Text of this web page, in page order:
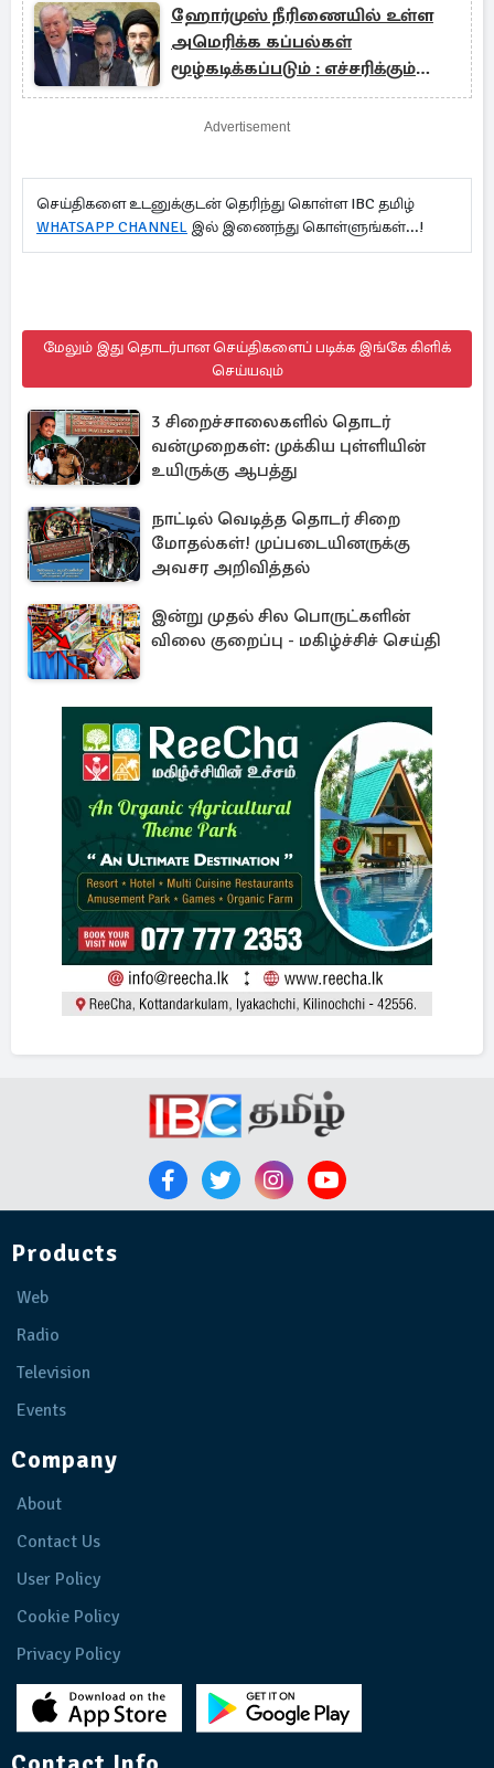
ஹோர்முஸ் நீரிணையில் உள்ள
அமெரிக்க கப்பல்கள்
மூழ்கடிக்கப்படும் : எச்சரிக்கும்
ஈரான்
Advertisement
செய்திகளை உடனுக்குடன் தெரிந்து கொள்ள IBC தமிழ்
WHATSAPP CHANNEL இல் இணைந்து கொள்ளுங்கள்...!
மேலும் இது தொடர்பான செய்திகளைப் படிக்க இங்கே கிளிக்
செய்யவும்
3 சிறைச்சாலைகளில் தொடர்
வன்முறைகள்: முக்கிய புள்ளியின்
உயிருக்கு ஆபத்து
நாட்டில் வெடித்த தொடர் சிறை
மோதல்கள்! முப்படையினருக்கு
அவசர அறிவித்தல்
இன்று முதல் சில பொருட்களின்
விலை குறைப்பு - மகிழ்ச்சிச் செய்தி
Products
Web
Radio
Television
Events
Company
About
Contact Us
User Policy
Cookie Policy
Privacy Policy